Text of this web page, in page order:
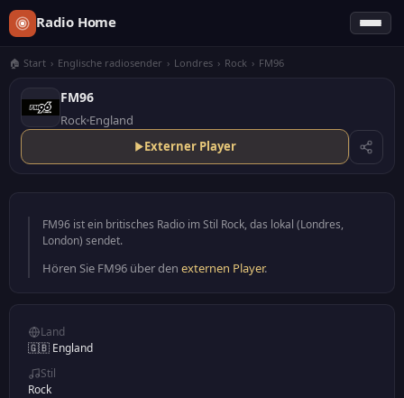
Radio Home
🏠 Start › Englische radiosender › Londres › Rock › FM96
FM96
Rock England
Externer Player
FM96 ist ein britisches Radio im Stil Rock, das lokal (Londres,
London) sendet.
Hören Sie FM96 über den externen Player.
Land
🇬🇧 England
Stil
Rock